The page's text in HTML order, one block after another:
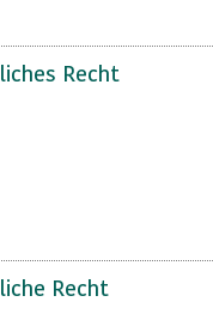
Recht
Recht